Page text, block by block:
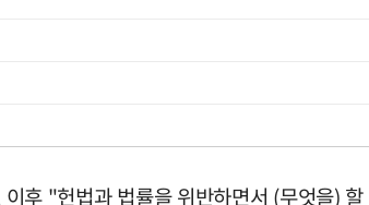
후 "헌법과 법률을 위반하면서 (무엇을)